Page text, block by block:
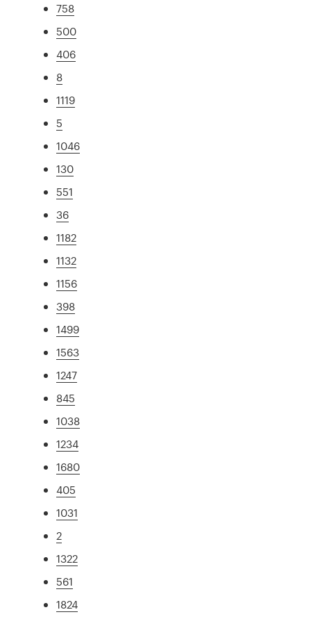
758
500
406
8
1119
5
1046
130
551
36
1182
1132
1156
398
1499
1563
1247
845
1038
1234
1680
405
1031
2
1322
561
1824